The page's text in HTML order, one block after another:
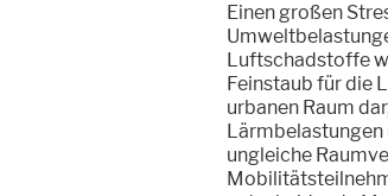
Einen großen
Luftschadstoffe
Feinstaub für die
urbanen Raum
Lärmbelastungen
ungleiche